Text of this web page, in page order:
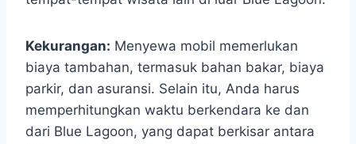
Kekurangan: Menyewa mobil memerlukan
biaya tambahan, termasuk bahan bakar, biaya
parkir, dan asuransi. Selain itu, Anda harus
memperhitungkan waktu berkendara ke dan
dari Blue Lagoon, yang dapat berkisar antara